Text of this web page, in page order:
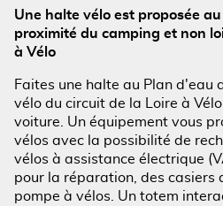
Une halte vélo est proposée
proximité du camping et non
à Vélo
Faites une halte au Plan d'eau
vélo du circuit de la Loire à
voiture. Un équipement vous
vélos avec la possibilité de
vélos à assistance électrique
pour la réparation, des casiers
pompe à vélos. Un totem